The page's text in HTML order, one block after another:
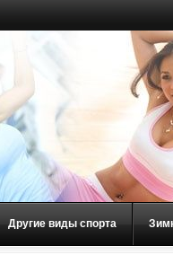
Другие виды спорта